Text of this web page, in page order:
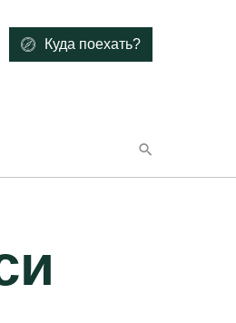
Куда поехать?